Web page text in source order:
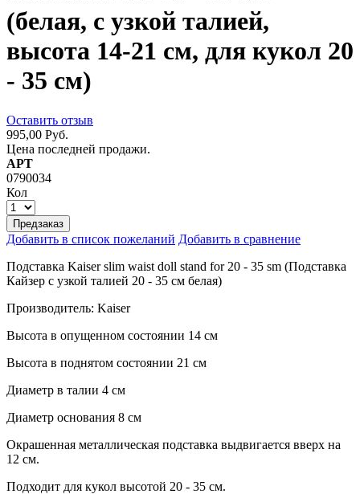
(белая, с узкой талией,
высота 14-21 см, для кукол 20
- 35 см)
Оставить отзыв
995,00 Руб.
Цена последней продажи.
АРТ
0790034
Кол
Предзаказ
Добавить в список пожеланий Добавить в сравнение
Подставка Kaiser slim waist doll stand for 20 - 35 sm (Подставка
Кайзер с узкой талией 20 - 35 см белая)
Производитель: Kaiser
Высота в опущенном состоянии 14 см
Высота в поднятом состоянии 21 см
Диаметр в талии 4 см
Диаметр основания 8 см
Окрашенная металлическая подставка выдвигается вверх на
12 см.
Подходит для кукол высотой 20 - 35 см.